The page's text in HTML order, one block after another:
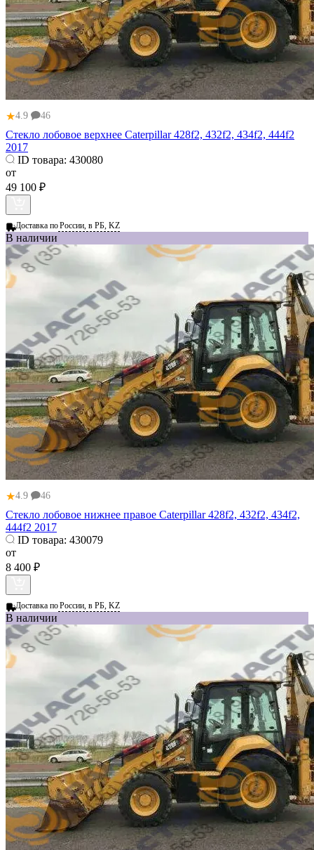
★4.9 46
Стекло лобовое верхнее Caterpillar 428f2, 432f2, 434f2, 444f2
2017
ID товара: 430080
от
49 100 ₽
Доставка поРоссии, в РБ, KZ
В наличии
★4.9 46
Стекло лобовое нижнее правое Caterpillar 428f2, 432f2, 434f2,
444f2 2017
ID товара: 430079
от
8 400 ₽
Доставка поРоссии, в РБ, KZ
В наличии